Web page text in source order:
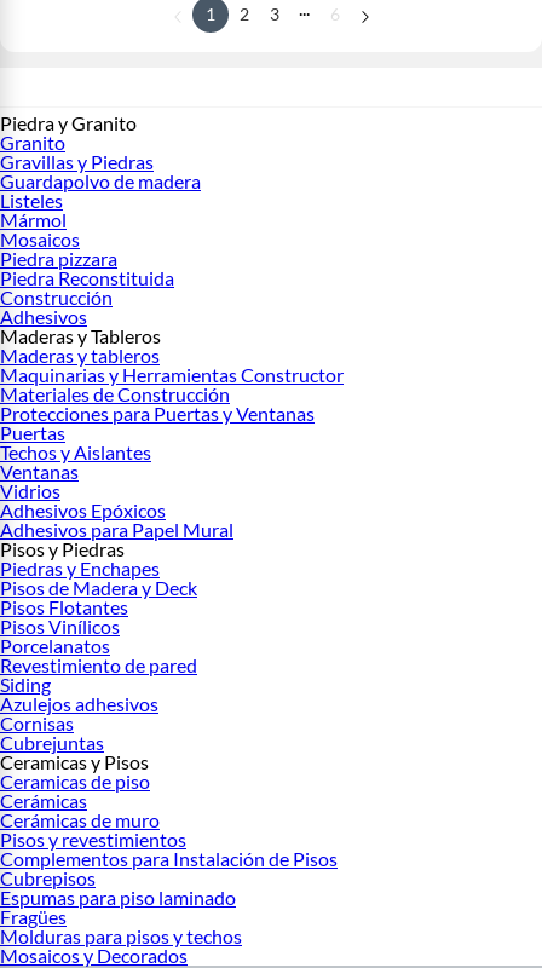
1 2 3 ... 6
Piedra y Granito
Granito
Gravillas y Piedras
Guardapolvo de madera
Listeles
Mármol
Mosaicos
Piedra pizzara
Piedra Reconstituida
Construcción
Adhesivos
Maderas y Tableros
Maderas y tableros
Maquinarias y Herramientas Constructor
Materiales de Construcción
Protecciones para Puertas y Ventanas
Puertas
Techos y Aislantes
Ventanas
Vidrios
Adhesivos Epóxicos
Adhesivos para Papel Mural
Pisos y Piedras
Piedras y Enchapes
Pisos de Madera y Deck
Pisos Flotantes
Pisos Vinílicos
Porcelanatos
Revestimiento de pared
Siding
Azulejos adhesivos
Cornisas
Cubrejuntas
Ceramicas y Pisos
Ceramicas de piso
Cerámicas
Cerámicas de muro
Pisos y revestimientos
Complementos para Instalación de Pisos
Cubrepisos
Espumas para piso laminado
Fragües
Molduras para pisos y techos
Mosaicos y Decorados